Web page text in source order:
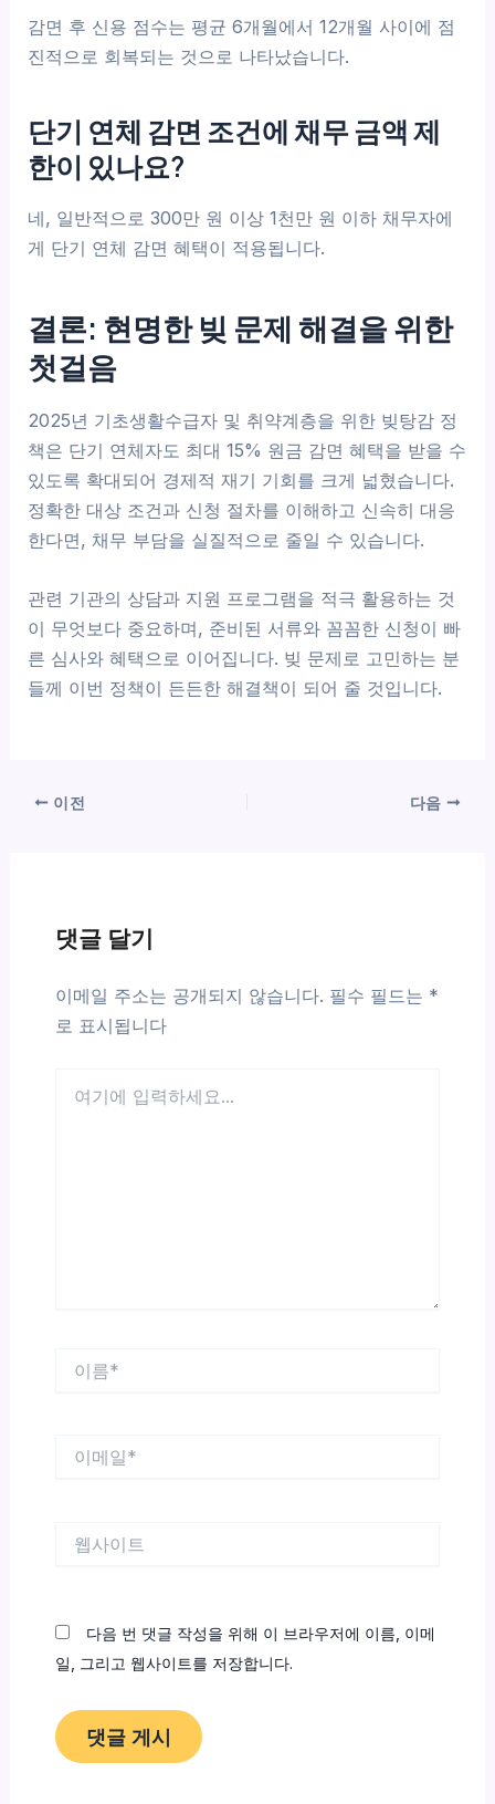
감면 후 신용 점수는 평균 6개월에서 12개월 사이에 점
진적으로 회복되는 것으로 나타났습니다.
단기 연체 감면 조건에 채무 금액 제
한이 있나요?
네, 일반적으로 300만 원 이상 1천만 원 이하 채무자에
게 단기 연체 감면 혜택이 적용됩니다.
결론: 현명한 빚 문제 해결을 위한
첫걸음
2025년 기초생활수급자 및 취약계층을 위한 빚탕감 정
책은 단기 연체자도 최대 15% 원금 감면 혜택을 받을 수
있도록 확대되어 경제적 재기 기회를 크게 넓혔습니다.
정확한 대상 조건과 신청 절차를 이해하고 신속히 대응
한다면, 채무 부담을 실질적으로 줄일 수 있습니다.
관련 기관의 상담과 지원 프로그램을 적극 활용하는 것
이 무엇보다 중요하며, 준비된 서류와 꼼꼼한 신청이 빠
른 심사와 혜택으로 이어집니다. 빚 문제로 고민하는 분
들께 이번 정책이 든든한 해결책이 되어 줄 것입니다.
이전 다음
댓글 달기
이메일 주소는 공개되지 않습니다. 필수 필드는 *
로 표시됩니다
다음 번 댓글 작성을 위해 이 브라우저에 이름, 이메
일, 그리고 웹사이트를 저장합니다.